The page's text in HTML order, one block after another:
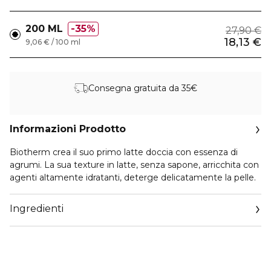
200 ML 35% 27,90 €
18,13 €
9,06 € / 100 ml
Consegna gratuita da 35€
Informazioni Prodotto
Biotherm crea il suo primo latte doccia con essenza di
agrumi. La sua texture in latte, senza sapone, arricchita con
agenti altamente idratanti, deterge delicatamente la pelle.
Ingredienti